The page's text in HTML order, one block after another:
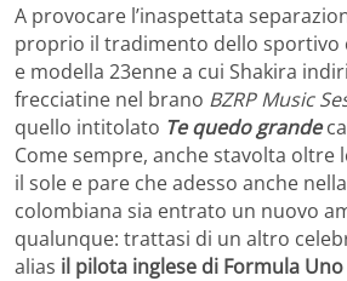
A provocare l’inaspettata
proprio il tradimento dello sportivo
e modella 23enne a cui Shakira
frecciatine nel brano BZRP Music
quello intitolato Te quedo grande
Come sempre, anche stavolta oltre
il sole e pare che adesso anche
colombiana sia entrato un nuovo
qualunque: trattasi di un altro
alias il pilota inglese di Formula